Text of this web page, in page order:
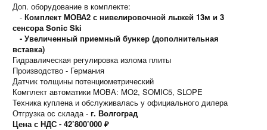
Доп. оборудование в комплекте: ​
- Комплект МОВА2 с нивелировочной лыжей 13м и 3
сенсора Sonic Ski
- ​Увеличенный приемный бункер (дополнительная
вставка) ​
Гидравлическая регулировка излома плиты ​
Производство - Германия
​Датчик толщины потенциометрический ​
Комплект автоматики MOBA: MO2, SOMIC5, SLOPE ​
Техника куплена и обслуживалась у официального дилера
Отгрузка ос склада - г. Волгоград
Цена с НДС - 42’800’000 ₽